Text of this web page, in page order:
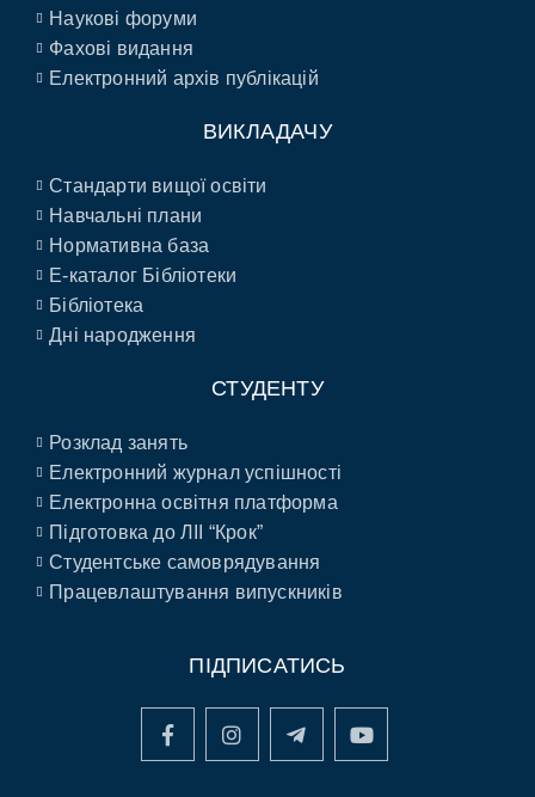
Наукові форуми
Фахові видання
Електронний архів публікацій
ВИКЛАДАЧУ
Стандарти вищої освіти
Навчальні плани
Нормативна база
E-каталог Бібліотеки
Бібліотека
Дні народження
СТУДЕНТУ
Розклад занять
Електронний журнал успішності
Електронна освітня платформа
Підготовка до ЛІІ “Крок”
Студентське самоврядування
Працевлаштування випускників
ПІДПИСАТИСЬ